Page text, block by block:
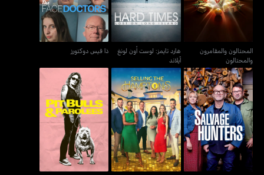
المحتالون والمقامرون
والمحتالون
هارد تايمز: لوست أون لونغ
آيلاند
ذا فيس دوكتورز
سالفج هانترز سيلينغ ذا هامبتونز بيت بولز آند باروليز